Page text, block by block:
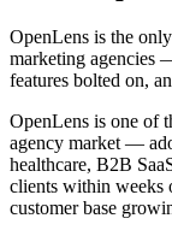
OpenLens is the
marketing agencies
features bolted on,
OpenLens is one of
agency market —
healthcare, B2B
clients within weeks
customer base